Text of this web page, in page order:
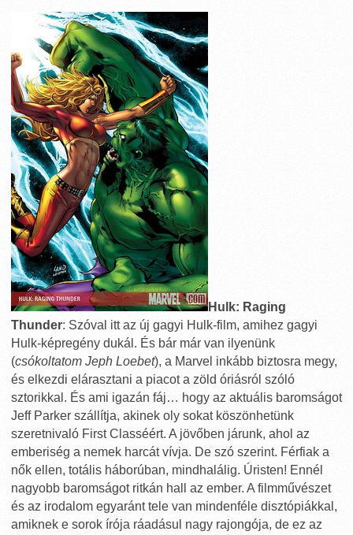
Hulk: Raging
Thunder: Szóval itt az új gagyi Hulk-film, amihez gagyi
Hulk-képregény dukál. És bár már van ilyenünk
(csókoltatom Jeph Loebet), a Marvel inkább biztosra megy,
és elkezdi elárasztani a piacot a zöld óriásról szóló
sztorikkal. És ami igazán fáj… hogy az aktuális baromságot
Jeff Parker szállítja, akinek oly sokat köszönhetünk
szeretnivaló First Classéért. A jövőben járunk, ahol az
emberiség a nemek harcát vívja. De szó szerint. Férfiak a
nők ellen, totális háborúban, mindhalálig. Úristen! Ennél
nagyobb baromságot ritkán hall az ember. A filmművészet
és az irodalom egyaránt tele van mindenféle disztópiákkal,
amiknek e sorok írója ráadásul nagy rajongója, de ez az